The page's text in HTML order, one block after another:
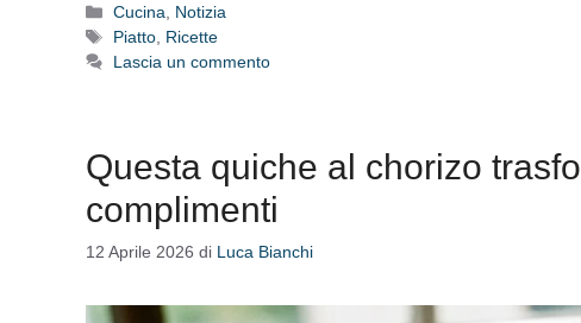
Categorie
Cucina, Notizia
Tag
Piatto, Ricette
Lascia un commento
Questa quiche al chorizo
complimenti
12 Aprile 2026 di Luca Bianchi